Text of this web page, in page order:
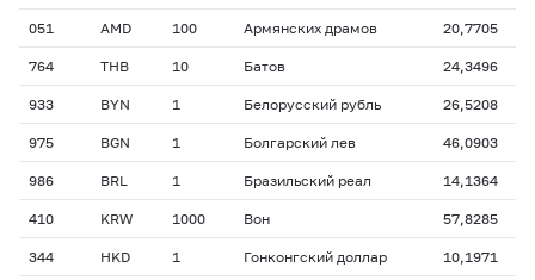
051 AMD 100 Армянских драмов 20,7705
764 THB 10 Батов 24,3496
933 BYN 1 Белорусский рубль 26,5208
975 BGN 1 Болгарский лев 46,0903
986 BRL 1 Бразильский реал 14,1364
410 KRW 1000 Вон 57,8285
344 HKD 1 Гонконгский доллар 10,1971